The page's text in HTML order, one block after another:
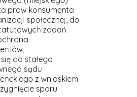
praw konsumenta
społecznej, do
zadań
do stałego
sądu
z wnioskiem
sporu